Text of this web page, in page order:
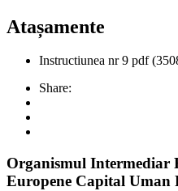
Atașamente
Instructiunea nr 9 pdf
Share:
Organismul Intermediar
Europene Capital Uman